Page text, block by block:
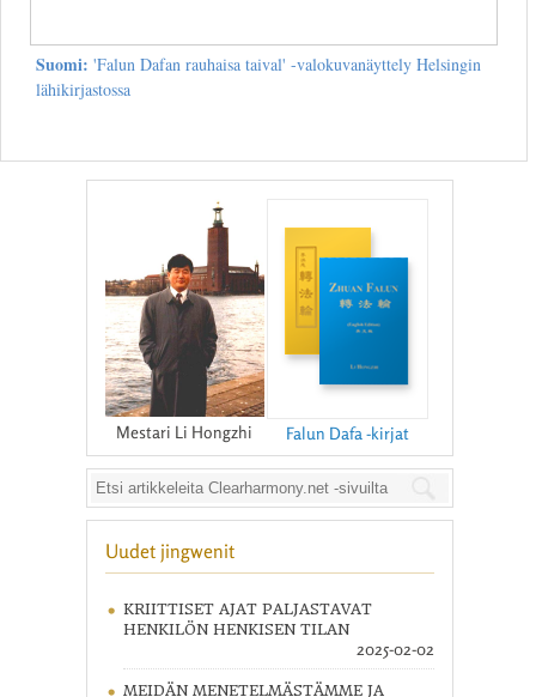
Suomi: 'Falun Dafan rauhaisa taival' -valokuvanäyttely Helsingin
lähikirjastossa
Mestari Li Hongzhi Falun Dafa -kirjat
Uudet jingwenit
KRIITTISET AJAT PALJASTAVAT
HENKILÖN HENKISEN TILAN
2025-02-02
MEIDÄN MENETELMÄSTÄMME JA